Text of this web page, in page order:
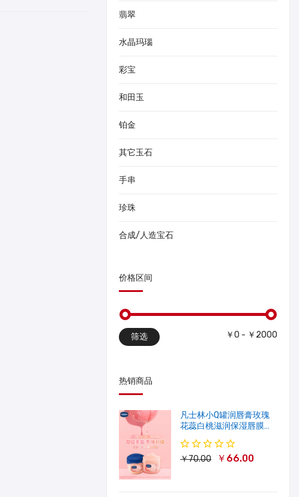
翡翠
水晶玛瑙
彩宝
和田玉
铂金
其它玉石
手串
珍珠
合成/人造宝石
价格区间
筛选 ￥0 - ￥2000
热销商品
凡士林小Q罐润唇膏玫瑰
花蕊白桃滋润保湿唇膜软
化角质修护淡唇纹
￥70.00 ￥66.00